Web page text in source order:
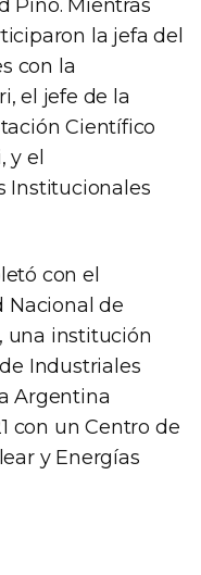
Pino. Mientras
la jefa del
con la
el jefe de la
Científico
y el
Institucionales
con el
Nacional de
una institución
Industriales
Argentina
con un Centro de
y Energías